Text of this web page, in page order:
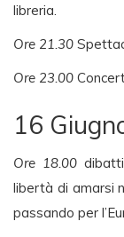
libreria.
Ore 21.30
Ore 23.00
16
Ore 18.00
libertà di amarsi
passando per